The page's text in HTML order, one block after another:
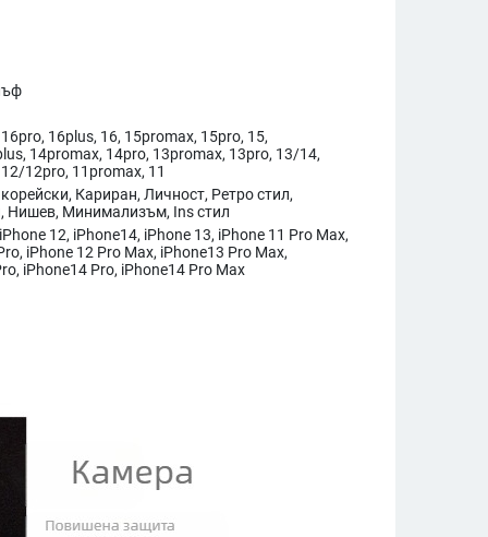
16plus, 16, 15promax, 15pro, 15,
14promax, 14pro, 13promax, 13pro, 13/14,
12pro, 11promax, 11
Кариран, Личност, Ретро стил,
Нишев, Минимализъм, Ins стил
12, iPhone14, iPhone 13, iPhone 11 Pro Max,
iPhone 12 Pro Max, iPhone13 Pro Max,
iPhone14 Pro, iPhone14 Pro Max